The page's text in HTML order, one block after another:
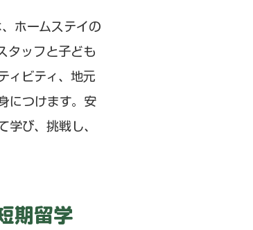
ホームステイの
タッフと子ども
ィビティ、地元
につけます。安
学び、挑戦し、
期留学